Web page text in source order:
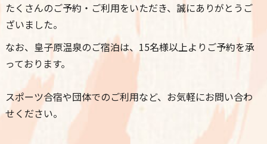
たくさんのご予約・ご利用をいただき、誠にありがとうご
ざいました。
なお、皇子原温泉のご宿泊は、15名様以上よりご予約を承
っております。
スポーツ合宿や団体でのご利用など、お気軽にお問い合わ
せください。